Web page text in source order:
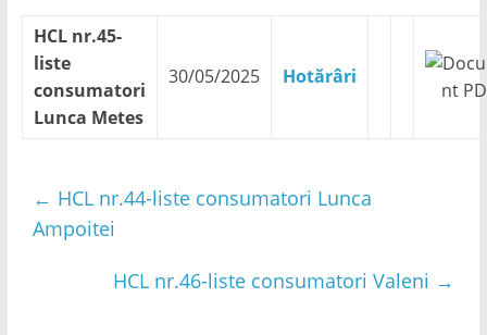
HCL nr.45-
liste
consumatori
Lunca Metes
30/05/2025 Hotărâri
← HCL nr.44-liste consumatori Lunca
Ampoitei
HCL nr.46-liste consumatori Valeni →